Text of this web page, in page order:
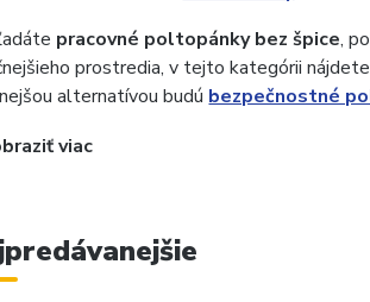
pracovné poltopánky bez špice,
prostredia, v tejto kategórii
alternatívou budú bezpečnostné
viac